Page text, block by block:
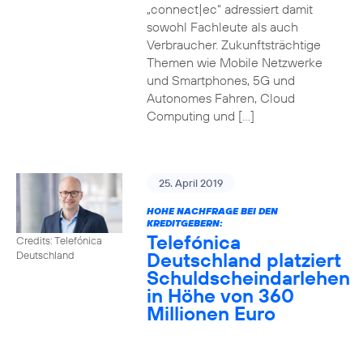
„connect|ec“ adressiert damit
sowohl Fachleute als auch
Verbraucher. Zukunftsträchtige
Themen wie Mobile Netzwerke
und Smartphones, 5G und
Autonomes Fahren, Cloud
Computing und […]
Credits: Telefónica
Deutschland
25. April 2019
HOHE NACHFRAGE BEI DEN
KREDITGEBERN:
Telefónica
Deutschland platziert
Schuldscheindarlehen
in Höhe von 360
Millionen Euro